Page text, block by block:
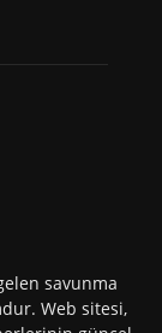
savunma
Web sitesi,